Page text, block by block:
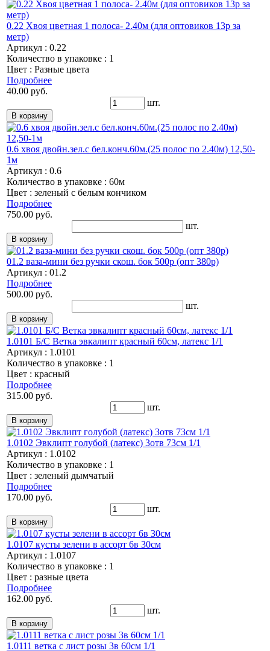
0.22 Хвоя цветная 1 полоса- 2.40м (для оптовиков 13р за
метр)
Артикул : 0.22
Количество в упаковке : 1
Цвет : Разные цвета
Подробнее
40.00 руб.
шт.
0.6 хвоя двойн.зел.с бел.конч.60м.(25 полос по 2.40м) 12,50-
1м
Артикул : 0.6
Количество в упаковке : 60м
Цвет : зеленый с белым кончиком
Подробнее
750.00 руб.
шт.
01.2 ваза-мини без ручки скош. бок 500р (опт 380р)
Артикул : 01.2
Подробнее
500.00 руб.
шт.
1.0101 Б/С Ветка эвкалипт красный 60см, латекс 1/1
Артикул : 1.0101
Количество в упаковке : 1
Цвет : красный
Подробнее
315.00 руб.
шт.
1.0102 Эвклипт голубой (латекс) 3отв 73см 1/1
Артикул : 1.0102
Количество в упаковке : 1
Цвет : зеленый дымчатый
Подробнее
170.00 руб.
шт.
1.0107 кусты зелени в ассорт 6в 30см
Артикул : 1.0107
Количество в упаковке : 1
Цвет : разные цвета
Подробнее
162.00 руб.
шт.
1.0111 ветка с лист розы 3в 60см 1/1